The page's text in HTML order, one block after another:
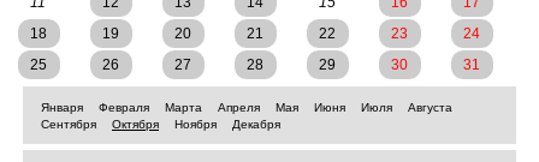
18
19 20 21 22 23
24
25
26 27 28 29 30 31
Января Февраля Марта Апреля Мая Июня Июля
Августа
Сентября
Октября Ноября Декабря